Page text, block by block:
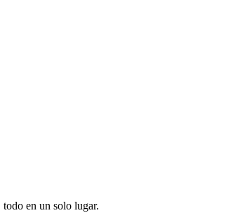
en un solo lugar.